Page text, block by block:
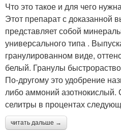
Что это такое и для чего
Этот препарат с доказанной
представляет собой
универсального типа .
гранулированном виде,
белый. Гранулы
По-другому это удобрение
либо аммоний азотнокислый.
селитры в процентах
читать дальше →